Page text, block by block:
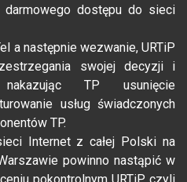
darmowego dostępu do sieci
a następnie wezwanie, URTiP
swojej decyzji i
TP usunięcie
usług świadczonych
TP.
Internet z całej Polski na
powinno nastąpić w